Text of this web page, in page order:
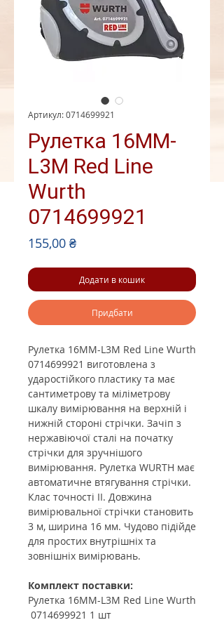
Артикул: 0714699921
Рулетка 16MM-
L3M Red Line
Wurth
0714699921
155,00 ₴Ціна
Додати в кошик
Придбати
Рулетка 16MM-L3M Red Line Wurth
0714699921 виготовлена з
ударостійкого пластику та має
сантиметрову та міліметрову
шкалу вимірювання на верхній і
нижній стороні стрічки. Зачіп з
нержавіючої сталі на початку
стрічки для зручнішого
вимірювання. Рулетка WURTH має
автоматичне втягування стрічки.
Клас точності ІІ. Довжина
вимірювальної стрічки становить
3 м, ширина 16 мм. Чудово підійде
для простих внутрішніх та
зовнішніх вимірювань.
Комплект поставки:
Рулетка 16MM-L3M Red Line Wurth
0714699921 1 шт